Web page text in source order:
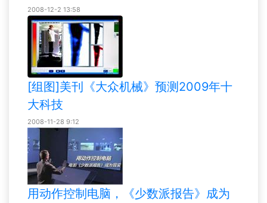
2008-12-2 13:58
[组图]美刊《大众机械》预测2009年十
大科技
2008-11-28 9:12
用动作控制电脑，《少数派报告》成为